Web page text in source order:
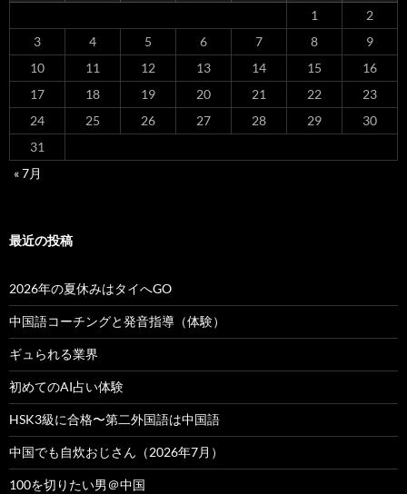
1
2
3
4 5 6 7 8
9
10
11 12 13 14 15
16
17
18 19 20 21 22
23
24
25 26 27 28 29
30
31
« 7月
最近の投稿
2026年の夏休みはタイへGO
中国語コーチングと発音指導（体験）
ギュられる業界
初めてのAI占い体験
HSK3級に合格〜第二外国語は中国語
中国でも自炊おじさん（2026年7月）
100を切りたい男＠中国